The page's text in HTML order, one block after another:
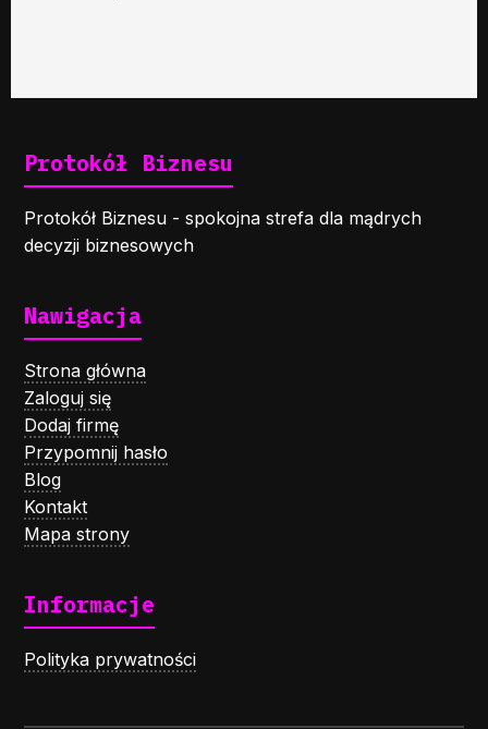
Protokół Biznesu
Protokół Biznesu - spokojna strefa dla mądrych
decyzji biznesowych
Nawigacja
Strona główna
Zaloguj się
Dodaj firmę
Przypomnij hasło
Blog
Kontakt
Mapa strony
Informacje
Polityka prywatności